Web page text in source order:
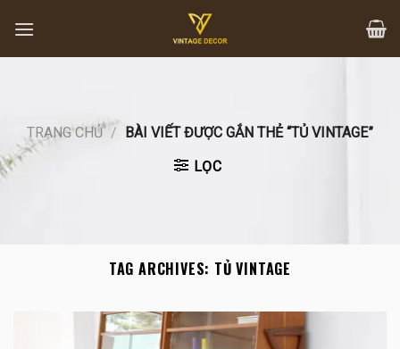
content
TRANG CHỦ /
BÀI VIẾT ĐƯỢC GẮN THẺ “TỦ VINTAGE”
LỌC
TAG ARCHIVES: TỦ VINTAGE